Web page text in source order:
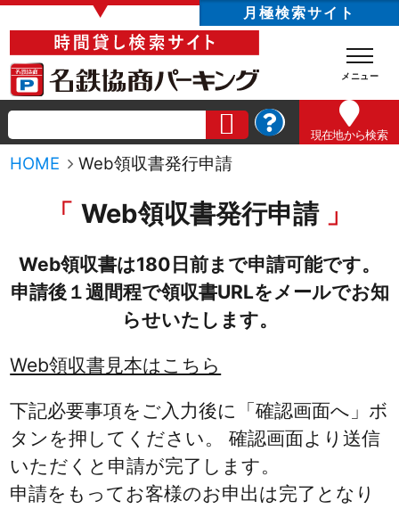
▼ 月極検索サイト
現在地から検索
HOME Web領収書発行申請
Web領収書発行申請
Web領収書は180日前まで申請可能です。
申請後１週間程で領収書URLをメールでお知
らせいたします。
Web領収書見本はこちら
下記必要事項をご入力後に「確認画面へ」ボ
タンを押してください。 確認画面より送信
いただくと申請が完了します。
申請をもってお客様のお申出は完了となり